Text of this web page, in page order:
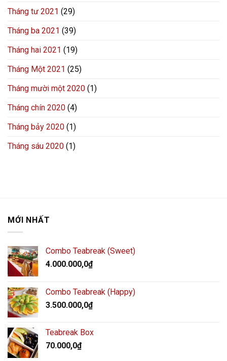
Tháng tư 2021 (29)
Tháng ba 2021 (39)
Tháng hai 2021 (19)
Tháng Một 2021 (25)
Tháng mười một 2020 (1)
Tháng chín 2020 (4)
Tháng bảy 2020 (1)
Tháng sáu 2020 (1)
MỚI NHẤT
Combo Teabreak (Sweet)
4.000.000,0₫
Combo Teabreak (Happy)
3.500.000,0₫
Teabreak Box
70.000,0₫